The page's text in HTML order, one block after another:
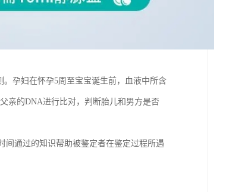
孕妇在怀孕5周至宝宝诞生前，血液中所含
亲的DNA进行比对，判断胎儿和男方是否
间通过的知识帮助被鉴定者在鉴定过程所遇